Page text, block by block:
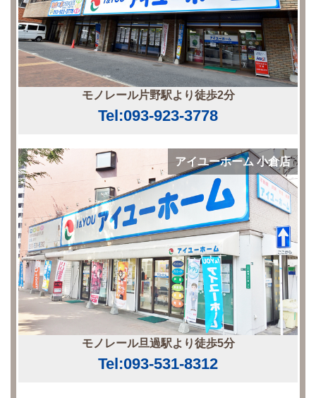
モノレール片野駅より徒歩2分
Tel:093-923-3778
アイユーホーム 小倉店
モノレール旦過駅より徒歩5分
Tel:093-531-8312